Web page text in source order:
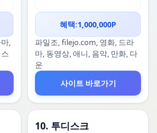
,
혜택:1,000,000P
파일조, filejo.com, 영화, 드라
마, 동영상, 애니, 음악, 만화, 다
운
사이트 바로가기
10. 투디스크